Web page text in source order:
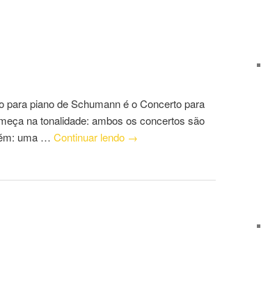
piano de Schumann é o Concerto para
na tonalidade: ambos os concertos são
uma … Continuar lendo →